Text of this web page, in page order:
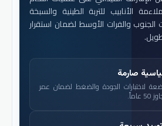
الأنابيب للتربة الطينية والسبخة
والفرات الأوسط لضمان استقرار
صارمة
لاختبارات الجودة والضغط لضمان عمر